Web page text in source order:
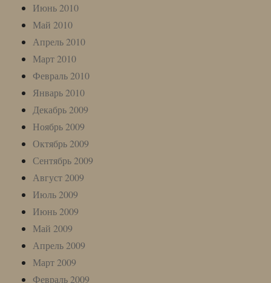
Июнь 2010
Май 2010
Апрель 2010
Март 2010
Февраль 2010
Январь 2010
Декабрь 2009
Ноябрь 2009
Октябрь 2009
Сентябрь 2009
Август 2009
Июль 2009
Июнь 2009
Май 2009
Апрель 2009
Март 2009
Февраль 2009